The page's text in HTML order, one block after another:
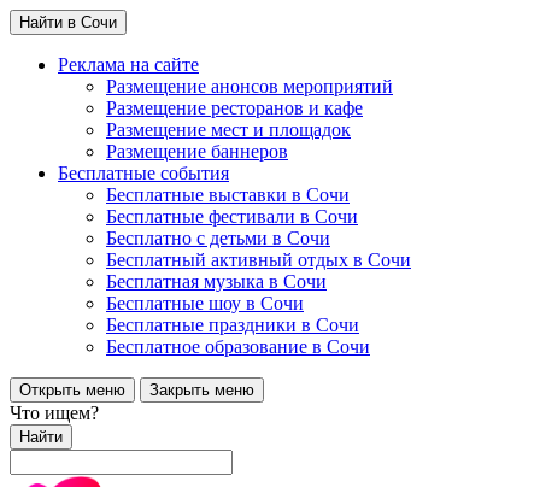
Найти в Сочи
Реклама на сайте
Размещение анонсов мероприятий
Размещение ресторанов и кафе
Размещение мест и площадок
Размещение баннеров
Бесплатные события
Бесплатные выставки в Сочи
Бесплатные фестивали в Сочи
Бесплатно с детьми в Сочи
Бесплатный активный отдых в Сочи
Бесплатная музыка в Сочи
Бесплатные шоу в Сочи
Бесплатные праздники в Сочи
Бесплатное образование в Сочи
Открыть меню Закрыть меню
Что ищем?
Найти